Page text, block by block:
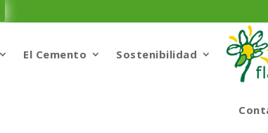
El Cemento Sostenibilidad